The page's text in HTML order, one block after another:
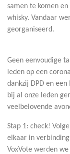
samen te komen
whisky. Vandaar
georganiseerd.
Geen eenvoudige
leden op een
dankzij DPD en
bij al onze leden
veelbelovende
Stap 1: check!
elkaar in
VoxVote werden